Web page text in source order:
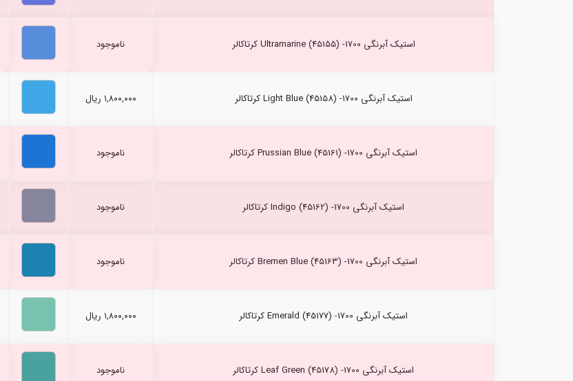
استیک آبرنگی Ultramarine (45155) -1700 کرتاکالر ناموجود
استیک آبرنگی Light Blue (45158) -1700 کرتاکالر ۱,۸۰۰,۰۰۰ ریال
استیک آبرنگی Prussian Blue (45161) -1700 کرتاکالر ناموجود
استیک آبرنگی Indigo (45162) -1700 کرتاکالر ناموجود
استیک آبرنگی Bremen Blue (45163) -1700 کرتاکالر ناموجود
استیک آبرنگی Emerald (45177) -1700 کرتاکالر ۱,۸۰۰,۰۰۰ ریال
استیک آبرنگی Leaf Green (45178) -1700 کرتاکالر ناموجود